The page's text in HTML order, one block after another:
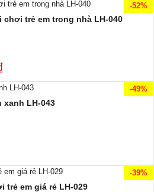
-52%
trẻ em trong nhà LH-040
-49%
xanh LH-043
-39%
trẻ em giá rẻ LH-029